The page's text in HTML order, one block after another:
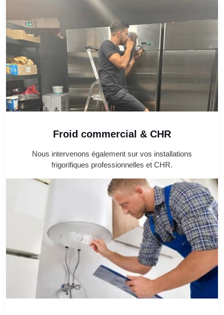
Froid commercial & CHR
Nous intervenons également sur vos installations
frigorifiques professionnelles et CHR.